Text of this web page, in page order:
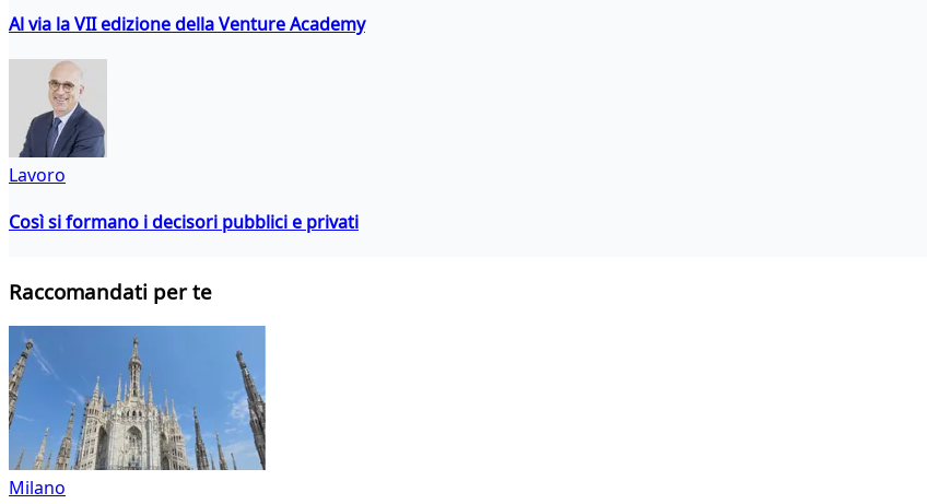
Al via la VII edizione della Venture Academy
Lavoro
Così si formano i decisori pubblici e privati
Raccomandati per te
Milano